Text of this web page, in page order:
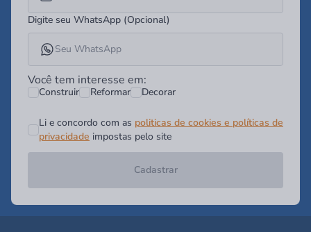
Digite seu WhatsApp (Opcional)
Você tem interesse em:
Construir Reformar Decorar
Li e concordo com as politicas de cookies e políticas de
privacidade impostas pelo site
Cadastrar